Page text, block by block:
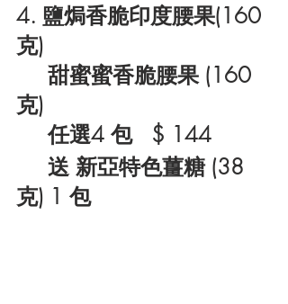
4. 鹽焗香脆印度腰果(160
克)
克)
     任選4 包   $ 144
送 新亞特色薑糖 (38
克) 1 包